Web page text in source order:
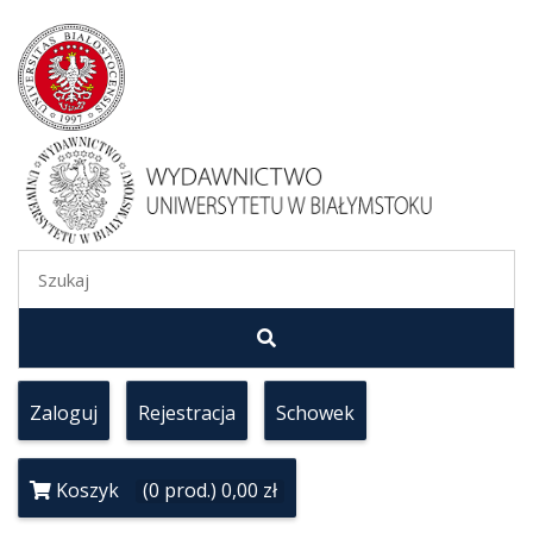
Zaloguj Rejestracja Schowek
Koszyk (0 prod.) 0,00 zł